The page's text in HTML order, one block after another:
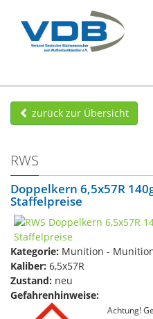
zurück zur Übersicht
RWS
Doppelkern 6,5x57R
Staffelpreise
Kategorie: Munition -
Kaliber: 6,5x57R
Zustand: neu
Gefahrenhinweise:
Achtung!